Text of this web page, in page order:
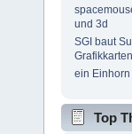
und 3d
SGI baut
Grafikkarten
ein
Top